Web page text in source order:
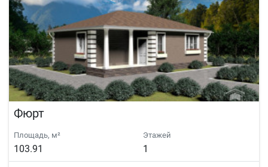
Фюрт
Площадь, м²
103.91
Этажей
1